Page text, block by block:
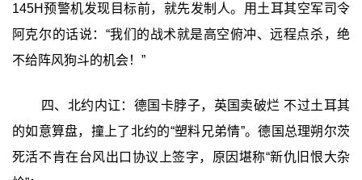
145H预警机发现目标前，就先发制人。用土耳其空军司令
阿克尔的话说：“我们的战术就是高空俯冲、远程点杀，绝
不给阵风狗斗的机会！”
四、北约内讧：德国卡脖子，英国卖破烂 不过土耳其
的如意算盘，撞上了北约的“塑料兄弟情”。德国总理朔尔茨
死活不肯在台风出口协议上签字，原因堪称“新仇旧恨大杂